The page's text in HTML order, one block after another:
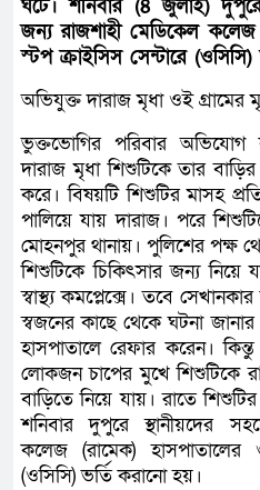
ঘটে। শনিবার (৪ জুলাই) দুপুরে
জন্য রাজশাহী মেডিকেল কলেজ
স্টপ ক্রাইসিস সেন্টারে (ওসিসি)
অভিযুক্ত দারাজ মৃধা ওই গ্রামের
ভুক্তভোগির পরিবার অভিযোগ
দারাজ মৃধা শিশুটিকে তার বাড়ির
করে। বিষয়টি শিশুটির মাসহ
পালিয়ে যায় দারাজ। পরে
মোহনপুর থানায়। পুলিশের পক্ষ
শিশুটিকে চিকিৎসার জন্য
স্বাস্থ্য কমপ্লেক্সে। তবে
স্বজনের কাছে থেকে ঘটনা
হাসপাতালে রেফার করেন।
লোকজন চাপের মুখে শিশুটিকে
বাড়িতে নিয়ে যায়। রাতে
শনিবার দুপুরে স্থানীয়দের
কলেজ (রামেক) হাসপাতালের
(ওসিসি) ভর্তি করানো হয়।